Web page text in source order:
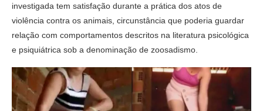
investigada tem satisfação durante a prática dos atos de
violência contra os animais, circunstância que poderia guardar
relação com comportamentos descritos na literatura psicológica
e psiquiátrica sob a denominação de zoosadismo.